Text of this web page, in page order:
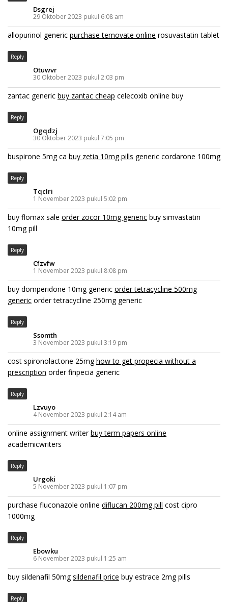
Dsgrej
29 Oktober 2023 pukul 6:08 am
allopurinol generic purchase temovate online rosuvastatin tablet
Reply
Otuwvr
30 Oktober 2023 pukul 2:03 pm
zantac generic buy zantac cheap celecoxib online buy
Reply
Ogqdzj
30 Oktober 2023 pukul 7:05 pm
buspirone 5mg ca buy zetia 10mg pills generic cordarone 100mg
Reply
Tqclri
1 November 2023 pukul 5:02 pm
buy flomax sale order zocor 10mg generic buy simvastatin
10mg pill
Reply
Cfzvfw
1 November 2023 pukul 8:08 pm
buy domperidone 10mg generic order tetracycline 500mg
generic order tetracycline 250mg generic
Reply
Ssomth
3 November 2023 pukul 3:19 pm
cost spironolactone 25mghow to get propecia without a
prescription order finpecia generic
Reply
Lzvuyo
4 November 2023 pukul 2:14 am
online assignment writerbuy term papers online
academicwriters
Reply
Urgoki
5 November 2023 pukul 1:07 pm
purchase fluconazole online diflucan 200mg pill cost cipro
1000mg
Reply
Ebowku
6 November 2023 pukul 1:25 am
buy sildenafil 50mgsildenafil price buy estrace 2mg pills
Reply